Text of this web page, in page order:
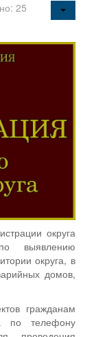
25
округа
выявлению
округа, в
домов,
гражданам
по телефону